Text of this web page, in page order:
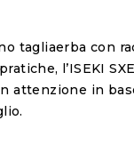
tagliaerba con
l’ISEKI
attenzione in